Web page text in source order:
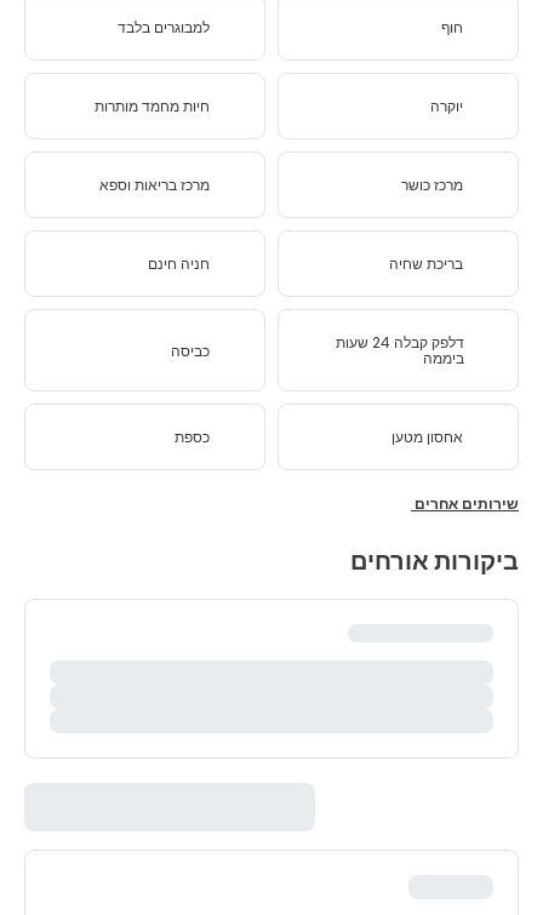
חוף למבוגרים בלבד
יוקרה חיות מחמד מותרות
מרכז כושר מרכז בריאות וספא
בריכת שחיה חניה חינם
דלפק קבלה 24 שעות
ביממה כביסה
אחסון מטען כספת
שירותים אחרים
ביקורות אורחים